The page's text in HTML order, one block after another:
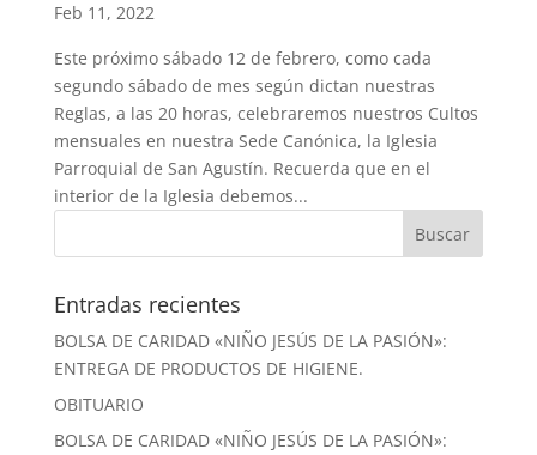
Feb 11, 2022
Este próximo sábado 12 de febrero, como cada
segundo sábado de mes según dictan nuestras
Reglas, a las 20 horas, celebraremos nuestros Cultos
mensuales en nuestra Sede Canónica, la Iglesia
Parroquial de San Agustín. Recuerda que en el
interior de la Iglesia debemos...
Entradas recientes
BOLSA DE CARIDAD «NIÑO JESÚS DE LA PASIÓN»:
ENTREGA DE PRODUCTOS DE HIGIENE.
OBITUARIO
BOLSA DE CARIDAD «NIÑO JESÚS DE LA PASIÓN»: